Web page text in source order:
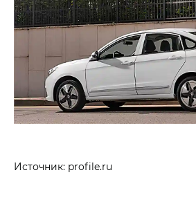
Источник: profile.ru